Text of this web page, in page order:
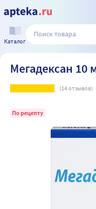
Каталог
Мегадексан 10
(14отзывов)
По рецепту